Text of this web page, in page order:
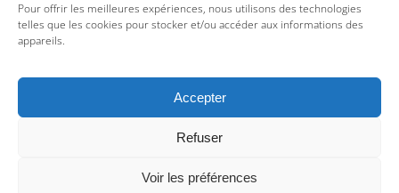
Pour offrir les meilleures expériences, nous utilisons des technologies
telles que les cookies pour stocker et/ou accéder aux informations des
appareils.
Accepter
Refuser
Voir les préférences